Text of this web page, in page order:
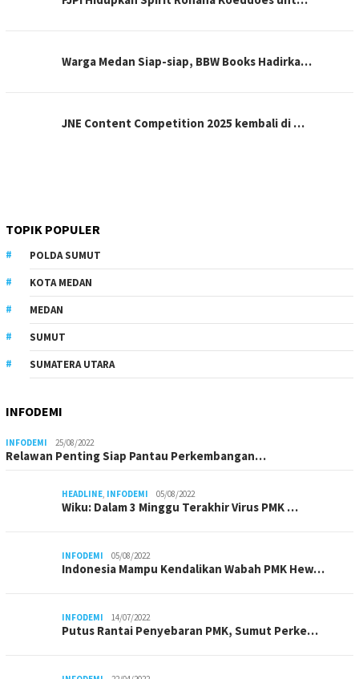
Warga Medan Siap-siap, BBW Books Hadirka…
JNE Content Competition 2025 kembali di …
TOPIK POPULER
POLDA SUMUT
KOTA MEDAN
MEDAN
SUMUT
SUMATERA UTARA
INFODEMI
INFODEMI 25/08/2022
Relawan Penting Siap Pantau Perkembangan…
HEADLINE, INFODEMI 05/08/2022
Wiku: Dalam 3 Minggu Terakhir Virus PMK …
INFODEMI 05/08/2022
Indonesia Mampu Kendalikan Wabah PMK Hew…
INFODEMI 14/07/2022
Putus Rantai Penyebaran PMK, Sumut Perke…